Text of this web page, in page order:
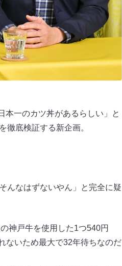
本一のカツ丼があるらしい」と
徹底検証する新企画。
んなはずないやん」と完全に疑
神戸牛を使用した1つ540円
ないため最大で32年待ちなのだ